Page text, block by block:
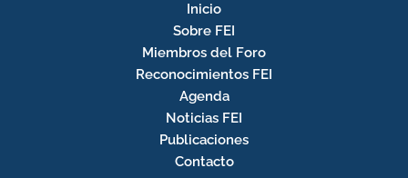
Inicio
Sobre FEI
Miembros del Foro
Reconocimientos FEI
Agenda
Noticias FEI
Publicaciones
Contacto